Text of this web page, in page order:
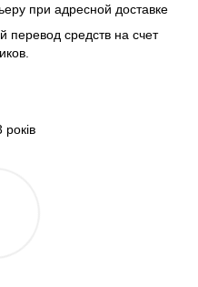
при адресной доставке
перевод средств на счет
років